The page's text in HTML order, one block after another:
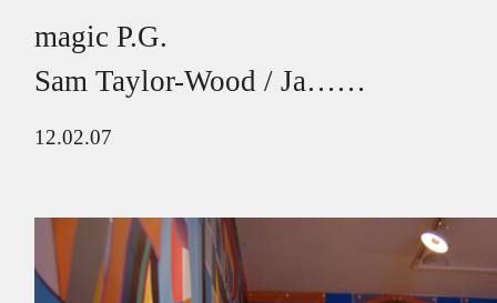
magic P.G.
Sam Taylor-Wood / Ja……
12.02.07